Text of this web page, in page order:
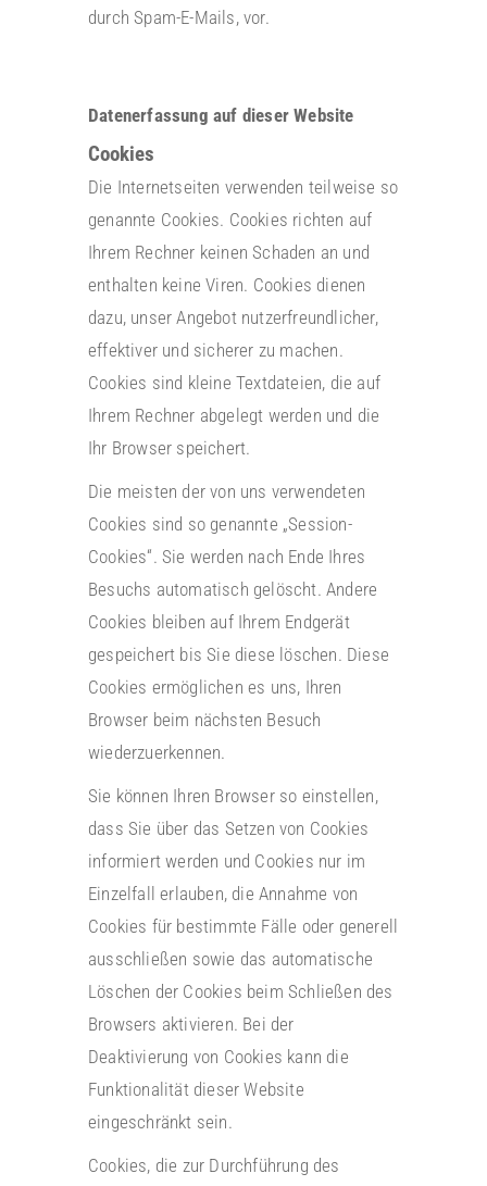
durch Spam-E-Mails, vor.
Datenerfassung auf dieser Website
Cookies
Die Internetseiten verwenden teilweise so
genannte Cookies. Cookies richten auf
Ihrem Rechner keinen Schaden an und
enthalten keine Viren. Cookies dienen
dazu, unser Angebot nutzerfreundlicher,
effektiver und sicherer zu machen.
Cookies sind kleine Textdateien, die auf
Ihrem Rechner abgelegt werden und die
Ihr Browser speichert.
Die meisten der von uns verwendeten
Cookies sind so genannte „Session-
Cookies“. Sie werden nach Ende Ihres
Besuchs automatisch gelöscht. Andere
Cookies bleiben auf Ihrem Endgerät
gespeichert bis Sie diese löschen. Diese
Cookies ermöglichen es uns, Ihren
Browser beim nächsten Besuch
wiederzuerkennen.
Sie können Ihren Browser so einstellen,
dass Sie über das Setzen von Cookies
informiert werden und Cookies nur im
Einzelfall erlauben, die Annahme von
Cookies für bestimmte Fälle oder generell
ausschließen sowie das automatische
Löschen der Cookies beim Schließen des
Browsers aktivieren. Bei der
Deaktivierung von Cookies kann die
Funktionalität dieser Website
eingeschränkt sein.
Cookies, die zur Durchführung des